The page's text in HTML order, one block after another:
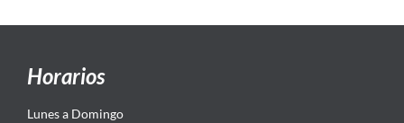
Horarios
Lunes a Domingo